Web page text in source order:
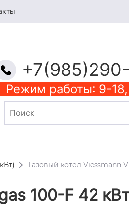
Режим работы: 9-
Газовый котел Viessmann
100-F 42